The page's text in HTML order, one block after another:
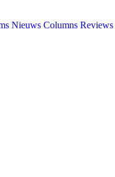
Nieuws Columns Reviews